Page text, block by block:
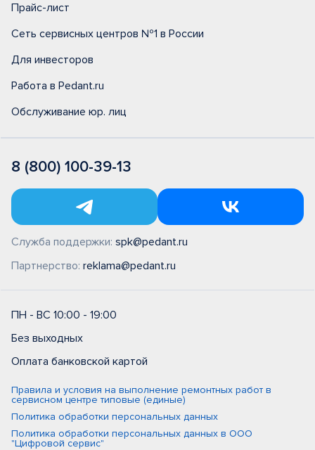
Прайс-лист
Сеть сервисных центров №1 в России
Для инвесторов
Работа в Pedant.ru
Обслуживание юр. лиц
8 (800) 100-39-13
Служба поддержки: spk@pedant.ru
Партнерство: reklama@pedant.ru
ПН - ВС 10:00 - 19:00
Без выходных
Оплата банковской картой
Правила и условия на выполнение ремонтных работ в
сервисном центре типовые (единые)
Политика обработки персональных данных
Политика обработки персональных данных в ООО
"Цифровой сервис"